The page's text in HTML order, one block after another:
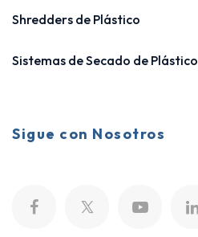
Shredders de Plástico
Sistemas de Secado de Plástico
Sigue con Nosotros